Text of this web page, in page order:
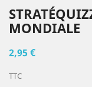
MONDIALE
2,95 €
TTC